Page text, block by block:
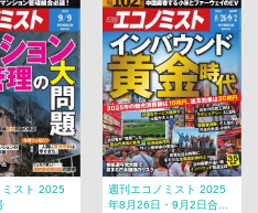
ミスト 2025
週刊エコノミスト 2025
年8月26日・9月2日合...